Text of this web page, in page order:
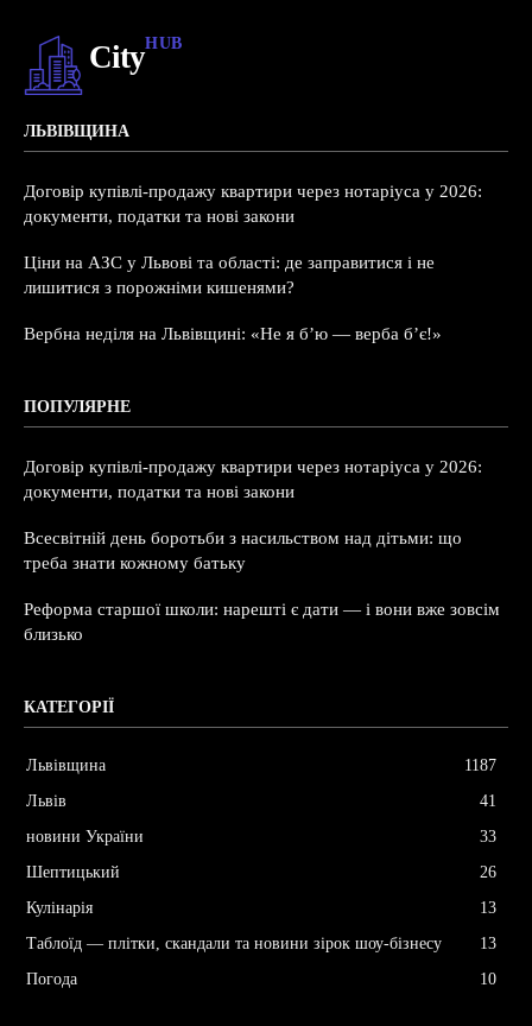
CityHUB
ЛЬВІВЩИНА
Договір купівлі-продажу квартири через нотаріуса у 2026:
документи, податки та нові закони
Ціни на АЗС у Львові та області: де заправитися і не
лишитися з порожніми кишенями?
Вербна неділя на Львівщині: «Не я б’ю — верба б’є!»
ПОПУЛЯРНЕ
Договір купівлі-продажу квартири через нотаріуса у 2026:
документи, податки та нові закони
Всесвітній день боротьби з насильством над дітьми: що
треба знати кожному батьку
Реформа старшої школи: нарешті є дати — і вони вже зовсім
близько
КАТЕГОРІЇ
Львівщина
1187
Львів
41
новини України
33
Шептицький
26
Кулінарія
13
Таблоїд — плітки, скандали та новини зірок шоу-бізнесу
13
Погода
10